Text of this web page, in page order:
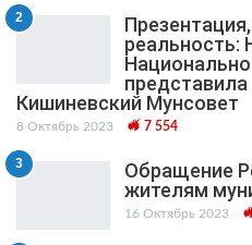
2
реальность:
Кишиневский Мунсовет
8 Октябрь 2023 7 554
3
Обращение
жителям
16 Октябрь 2023